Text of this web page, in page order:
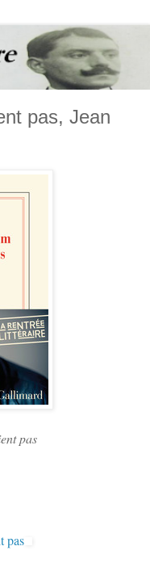
pas, Jean
pas
pas